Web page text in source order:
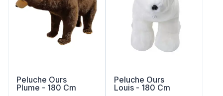
Peluche Ours
Plume - 180 Cm
Peluche Ours
Louis - 180 Cm